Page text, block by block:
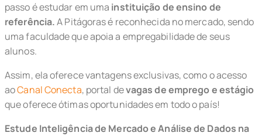
passo é estudar em uma instituição de ensino de
referência.A Pitágoras é reconhecida no mercado, sendo
uma faculdade que apoia a empregabilidade de seus
alunos.
Assim, ela oferece vantagens exclusivas, como o acesso
aoCanal Conecta, portal devagas de emprego e estágio
que oferece ótimas oportunidades em todo o país!
Estude Inteligência de Mercado e Análise de Dados na